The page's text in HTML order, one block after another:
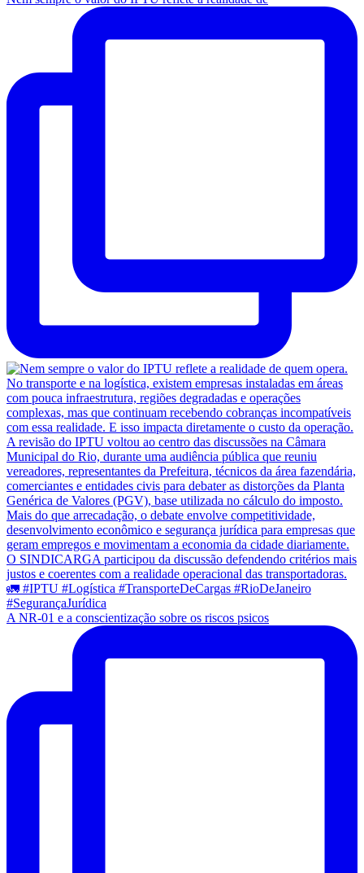
A NR-01 e a conscientização sobre os riscos psicos